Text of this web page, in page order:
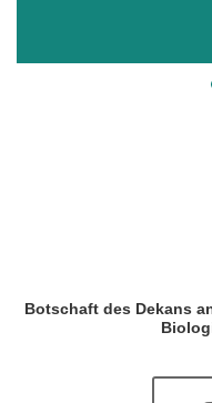
Botschaft des Dekans